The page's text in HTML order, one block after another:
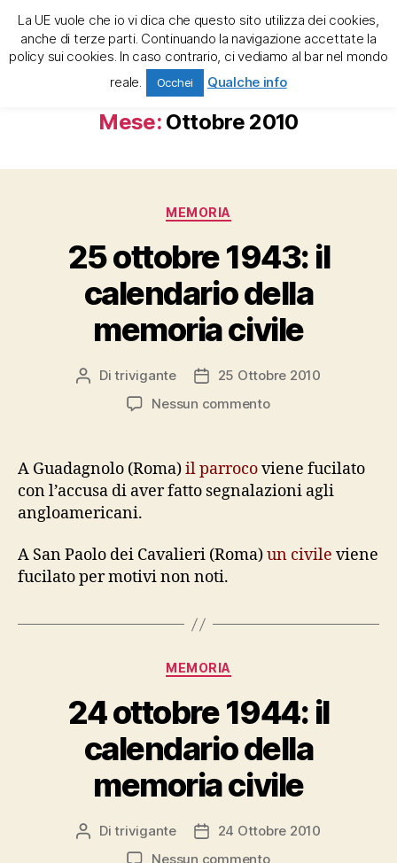
Cerca
trivigante e la tregenda
Menu
Mese: Ottobre 2010
Categorie
MEMORIA
25 ottobre 1943: il
calendario della
memoria civile
Autore
articolo
Ditrivigante
Data25 Ottobre 2010
Nessun commentosu
1943:
il
calendario
civile
A Guadagnolo (Roma)il parrocoviene fucilato
con l’accusa di aver fatto segnalazioni agli
angloamericani.
A San Paolo dei Cavalieri (Roma)un civile viene
fucilato per motivi non noti.
Categorie
MEMORIA
24 ottobre 1944: il
calendario della
memoria civile
Autore
articolo
Ditrivigante
Data24 Ottobre 2010
Nessun commentosu
La UE vuole che io vi dica che questo sito utilizza dei cookies,
anche di terze parti. Continuando la navigazione accettate la
policy sui cookies. In caso contrario, ci vediamo al bar nel mondo
reale.
Occhei Qualche info